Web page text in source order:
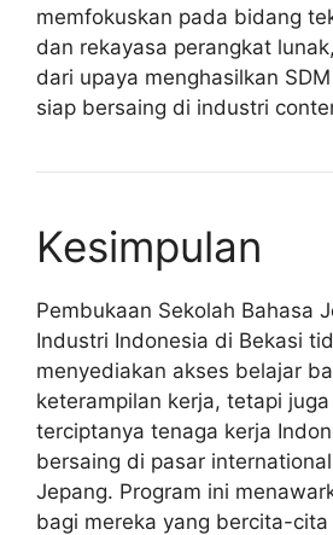
memfokuskan pada bidang
dan rekayasa perangkat
dari upaya menghasilkan
siap bersaing di industri
Kesimpulan
Pembukaan Sekolah Bahasa
Industri Indonesia di Bekasi
menyediakan akses belajar
keterampilan kerja, tetapi
terciptanya tenaga kerja
bersaing di pasar
Jepang. Program ini
bagi mereka yang bercita-